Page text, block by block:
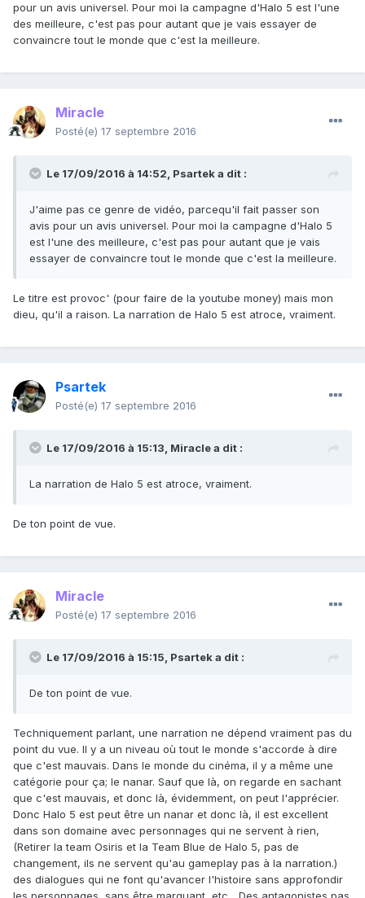
pour un avis universel. Pour moi la campagne d'Halo 5 est l'une
des meilleure, c'est pas pour autant que je vais essayer de
convaincre tout le monde que c'est la meilleure.
Miracle
Posté(e) 17 septembre 2016
Le 17/09/2016 à 14:52, Psarteka dit :
J'aime pas ce genre de vidéo, parcequ'il fait passer son
avis pour un avis universel. Pour moi la campagne d'Halo 5
est l'une des meilleure, c'est pas pour autant que je vais
essayer de convaincre tout le monde que c'est la meilleure.
Le titre est provoc' (pour faire de la youtube money) mais mon
dieu, qu'il a raison. La narration de Halo 5 est atroce, vraiment.
Psartek
Posté(e) 17 septembre 2016
Le 17/09/2016 à 15:13, Miraclea dit :
La narration de Halo 5 est atroce, vraiment.
De ton point de vue.
Miracle
Posté(e) 17 septembre 2016
Le 17/09/2016 à 15:15, Psarteka dit :
De ton point de vue.
Techniquement parlant, une narration ne dépend vraiment pas du
point du vue. Il y a un niveau où tout le monde s'accorde à dire
que c'est mauvais. Dans le monde du cinéma, il y a même une
catégorie pour ça; le nanar. Sauf que là, on regarde en sachant
que c'est mauvais, et donc là, évidemment, on peut l'apprécier.
Donc Halo 5 est peut être un nanar et donc là, il est excellent
dans son domaine avec personnages qui ne servent à rien,
(Retirer la team Osiris et la Team Blue de Halo 5, pas de
changement, ils ne servent qu'au gameplay pas à la narration.)
des dialogues qui ne font qu'avancer l'histoire sans approfondir